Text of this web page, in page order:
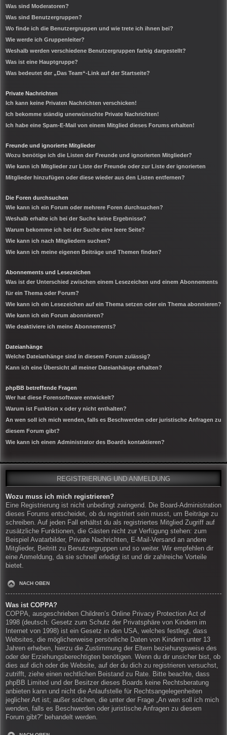
Was sind Moderatoren?
Was sind Benutzergruppen?
Wo finde ich die Benutzergruppen und wie trete ich ihnen bei?
Wie werde ich Gruppenleiter?
Weshalb werden verschiedene Benutzergruppen farbig dargestellt?
Was ist eine Hauptgruppe?
Was bedeutet der „Das Team“-Link auf der Startseite?
Private Nachrichten
Ich kann keine Privaten Nachrichten verschicken!
Ich bekomme ständig unerwünschte Private Nachrichten!
Ich habe eine Spam-E-Mail von einem Mitglied dieses Forums erhalten!
Freunde und ignorierte Mitglieder
Wozu benötige ich die Listen der Freunde und ignorierten Mitglieder?
Wie kann ich Mitglieder zur Liste der Freunde oder zur Liste der ignorierten
Mitglieder hinzufügen oder diese wieder aus den Listen entfernen?
Die Foren durchsuchen
Wie kann ich ein Forum oder mehrere Foren durchsuchen?
Weshalb erhalte ich bei der Suche keine Ergebnisse?
Warum bekomme ich bei der Suche eine leere Seite?
Wie kann ich nach Mitgliedern suchen?
Wie kann ich meine eigenen Beiträge und Themen finden?
Abonnements und Lesezeichen
Was ist der Unterschied zwischen einem Lesezeichen und einem Abonnements
für ein Thema oder Forum?
Wie kann ich ein Lesezeichen auf ein Thema setzen oder ein Thema abonnieren?
Wie kann ich ein Forum abonnieren?
Wie deaktiviere ich meine Abonnements?
Dateianhänge
Welche Dateianhänge sind in diesem Forum zulässig?
Kann ich eine Übersicht all meiner Dateianhänge erhalten?
phpBB betreffende Fragen
Wer hat diese Forensoftware entwickelt?
Warum ist Funktion x oder y nicht enthalten?
An wen soll ich mich wenden, falls es Beschwerden oder juristische Anfragen zu
diesem Forum gibt?
Wie kann ich einen Administrator des Boards kontaktieren?
REGISTRIERUNG UND ANMELDUNG
Wozu muss ich mich registrieren?
Eine Registrierung ist nicht unbedingt zwingend. Die Board-Administration
dieses Forums entscheidet, ob du registriert sein musst, um Beiträge zu
schreiben. Auf jeden Fall erhältst du als registriertes Mitglied Zugriff auf
zusätzliche Funktionen, die Gästen nicht zur Verfügung stehen: zum
Beispiel Avatarbilder, Private Nachrichten, E-Mail-Versand an andere
Mitglieder, Beitritt zu Benutzergruppen und so weiter. Wir empfehlen dir
eine Anmeldung, da sie schnell erledigt ist und dir zahlreiche Vorteile
bietet.
NACH OBEN
Was ist COPPA?
COPPA, ausgeschrieben Children’s Online Privacy Protection Act of
1998 (deutsch: Gesetz zum Schutz der Privatsphäre von Kindern im
Internet von 1998) ist ein Gesetz in den USA, welches festlegt, dass
Websites, die möglicherweise persönliche Daten von Kindern unter 13
Jahren erheben, hierzu die Zustimmung der Eltern beziehungsweise des
oder der Erziehungsberechtigten benötigen. Wenn du dir unsicher bist, ob
dies auf dich oder die Website, auf der du dich zu registrieren versuchst,
zutrifft, ziehe einen rechtlichen Beistand zu Rate. Bitte beachte, dass
phpBB Limited und der Besitzer dieses Boards keine Rechtsberatung
anbieten kann und nicht die Anlaufstelle für Rechtsangelegenheiten
jeglicher Art ist; außer solchen, die unter der Frage „An wen soll ich mich
wenden, falls es Beschwerden oder juristische Anfragen zu diesem
Forum gibt?“ behandelt werden.